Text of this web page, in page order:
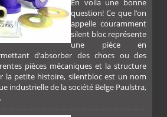
En voila une bonne
question! Ce que l’on
appelle couramment
silent bloc représente
une pièce en
d’absorber des chocs ou des
pièces mécaniques et la structure
la petite histoire, silentbloc est un nom
industrielle de la société Belge Paulstra,